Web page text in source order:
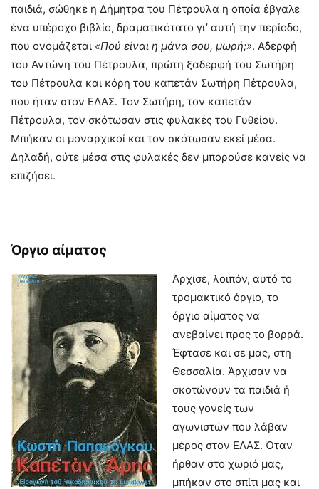
παιδιά, σώθηκε η Δήμητρα του Πέτρουλα η οποία έβγαλε
ένα υπέροχο βιβλίο, δραματικότατο γι’ αυτή την περίοδο,
που ονομάζεται «Πού είναι η μάνα σου, μωρή;». Αδερφή
του Αντώνη του Πέτρουλα, πρώτη ξαδερφή του Σωτήρη
του Πέτρουλα και κόρη του καπετάν Σωτήρη Πέτρουλα,
που ήταν στον ΕΛΑΣ. Τον Σωτήρη, τον καπετάν
Πέτρουλα, τον σκότωσαν στις φυλακές του Γυθείου.
Μπήκαν οι μοναρχικοί και τον σκότωσαν εκεί μέσα.
Δηλαδή, ούτε μέσα στις φυλακές δεν μπορούσε κανείς να
επιζήσει.
Όργιο αίματος
Άρχισε, λοιπόν, αυτό το
τρομακτικό όργιο, το
όργιο αίματος να
ανεβαίνει προς το βορρά.
Έφτασε και σε μας, στη
Θεσσαλία. Άρχισαν να
σκοτώνουν τα παιδιά ή
τους γονείς των
αγωνιστών που λάβαν
μέρος στον ΕΛΑΣ. Όταν
ήρθαν στο χωριό μας,
μπήκαν στο σπίτι μας και